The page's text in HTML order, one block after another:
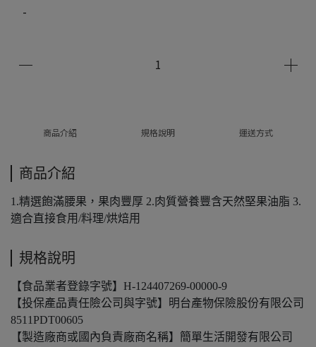
-
商品介紹 規格說明 運送方式
商品介紹
1.精選飽滿腰果，果肉豐厚 2.肉質營養豐含天然堅果油脂 3.
適合直接食用/料理/烘焙用
規格說明
【食品業者登錄字號】H-124407269-00000-9
【投保產品責任險公司與字號】明台產物保險股份有限公司
8511PDT00605
【製造廠商或國內負責廠商名稱】簡單生活開發有限公司